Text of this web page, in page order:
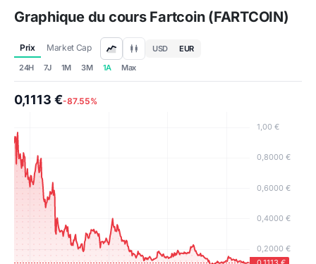
Graphique du cours Fartcoin (FARTCOIN)
Prix Market Cap USD
EUR
24H
7J 1M 3M 1A Max
0,1113 €-87.55%